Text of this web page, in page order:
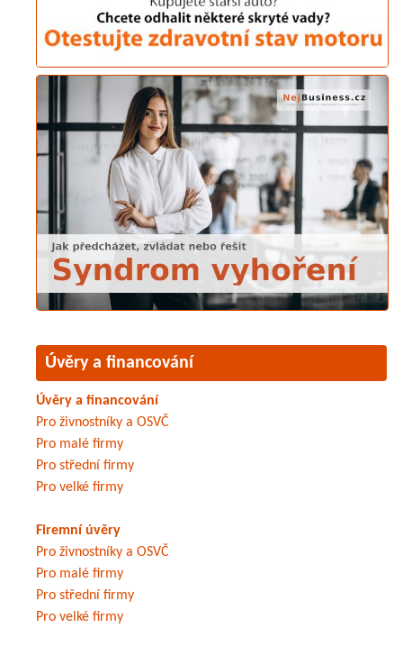
Úvěry a financování
Úvěry a financování
Pro živnostníky a OSVČ
Pro malé firmy
Pro střední firmy
Pro velké firmy
Firemní úvěry
Pro živnostníky a OSVČ
Pro malé firmy
Pro střední firmy
Pro velké firmy